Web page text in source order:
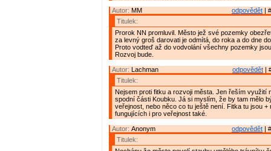
odpovědět |
Autor: MM
Titulek:
Prorok NN promluvil. Město jež své pozemky
za levný groš darovati je odmítá, do roka a do dne
Proto vodteď až do vodvolání všechny pozemky
Rozvoj bude.
odpovědět |
Autor: Lachman
Titulek:
Nejsem proti fitku a rozvoji města. Jen řeším využití
spodní části Koubku. Já si myslím, že by tam mělo
veřejnost, nebo něco co tu ještě není. Fitka tu jsou +
fungujících i pro veřejnost také.
odpovědět |
Autor: Anonym
Titulek: